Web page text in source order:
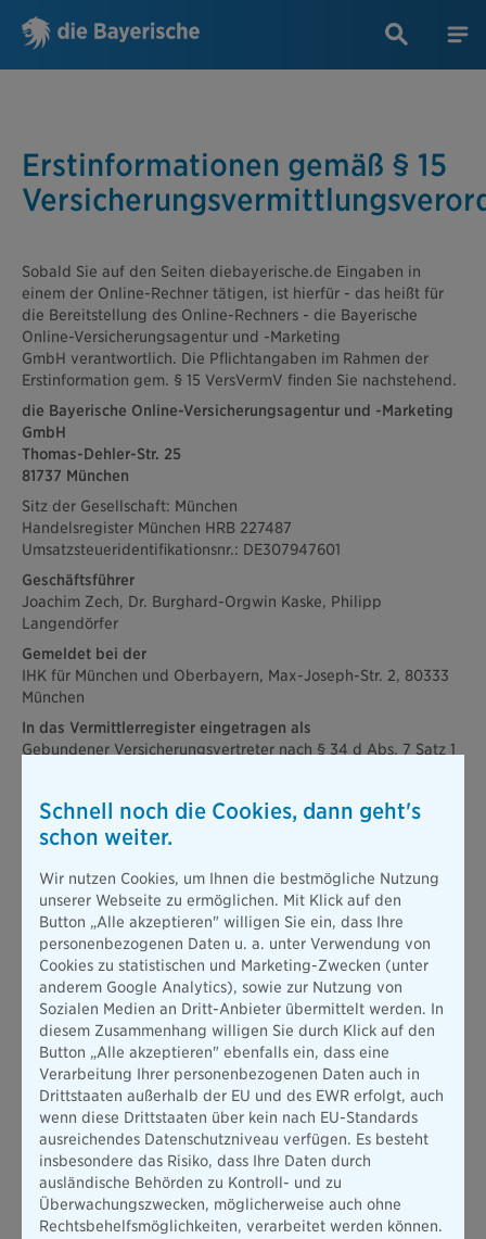
Erstinformationen gemäß § 15
Sobald Sie auf den Seiten diebayerische.de Eingaben in
einem der Online-Rechner tätigen, ist hierfür - das heißt für
die Bereitstellung des Online-Rechners - die Bayerische
Online-Versicherungsagentur und -Marketing
GmbH verantwortlich. Die Pflichtangaben im Rahmen der
Erstinformation gem. § 15 VersVermV finden Sie nachstehend.
die Bayerische Online-Versicherungsagentur und -Marketing
GmbH
Thomas-Dehler-Str. 25
81737 München
Sitz der Gesellschaft: München
Handelsregister München HRB 227487
Umsatzsteueridentifikationsnr.: DE307947601
Geschäftsführer
Joachim Zech, Dr. Burghard-Orgwin Kaske, Philipp
Langendörfer
Gemeldet bei der
IHK für München und Oberbayern, Max-Joseph-Str. 2, 80333
München
In das Vermittlerregister eingetragen als
Gebundener Versicherungsvertreter nach § 34 d Abs. 7 Satz 1
Zu überprüfen unter
www.vermittlerregister.info
die Bayerische Online-Versicherungsagentur und -Marketing
GmbH bietet im Zuge der Vermittlung eine Beratung gemäß
den gesetzlichen Vorgaben an und erhält für die erfolgreiche
Vermittlung eines Versicherungsvertrages eine Provision vom
Produktanbieter. Diese Provision ist somit nicht separat von
Ihnen an die Bayerische Online-Versicherungsagentur und -
Marketing GmbH zu zahlen, sondern bereits in der
Versicherungsprämie enthalten. Weitere Vergütungen oder
Zuwendungen erhält die Bayerische Online-
Versicherungsagentur und -Marketing GmbH nicht.
Gemeinsame Stelle im Sinne des § 11a Abs. 1 GewO
DIHK ­ Deutscher Industrie- und Handelskammertag
Breite Straße 29, 10178 Berlin, www.dihk.de
Tel.: 0180-600-585-0*
* 20 Cent/Min aus dem deutschen Festnetz, höchstens 60
Cent/Minute aus Mobilfunknetzen
Schnell noch die Cookies, dann geht's
schon weiter.
Wir nutzen Cookies, um Ihnen die bestmögliche Nutzung
unserer Webseite zu ermöglichen. Mit Klick auf den
Button „Alle akzeptieren" willigen Sie ein, dass Ihre
personenbezogenen Daten u. a. unter Verwendung von
Cookies zu statistischen und Marketing-Zwecken (unter
anderem Google Analytics), sowie zur Nutzung von
Sozialen Medien an Dritt-Anbieter übermittelt werden. In
diesem Zusammenhang willigen Sie durch Klick auf den
Button „Alle akzeptieren" ebenfalls ein, dass eine
Verarbeitung Ihrer personenbezogenen Daten auch in
Drittstaaten außerhalb der EU und des EWR erfolgt, auch
wenn diese Drittstaaten über kein nach EU-Standards
ausreichendes Datenschutzniveau verfügen. Es besteht
insbesondere das Risiko, dass Ihre Daten durch
ausländische Behörden zu Kontroll- und zu
Überwachungszwecken, möglicherweise auch ohne
Rechtsbehelfsmöglichkeiten, verarbeitet werden können.